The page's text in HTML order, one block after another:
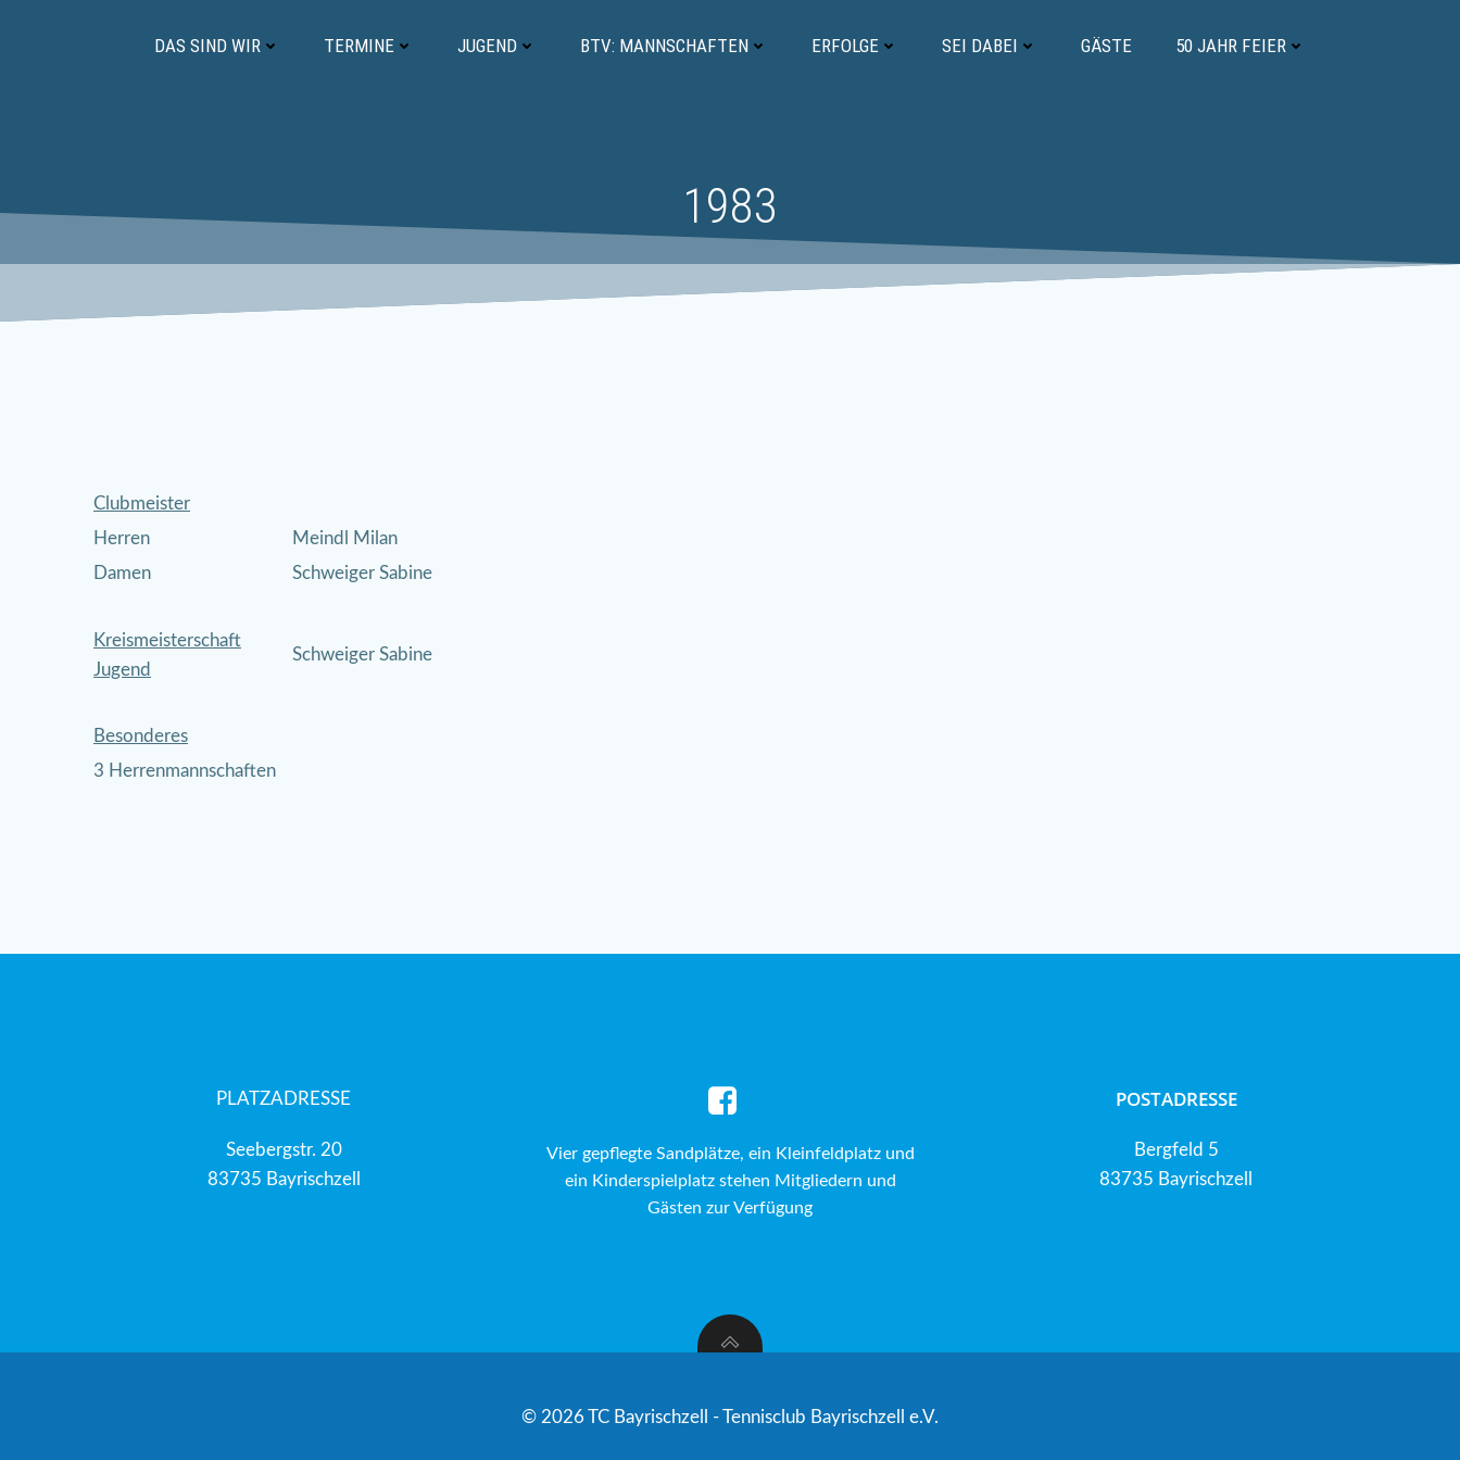
DAS SIND WIR TERMINE JUGEND BTV: MANNSCHAFTEN ERFOLGE SEI DABEI GÄSTE 50 JAHR FEIER
1983
Clubmeister
Herren
Meindl Milan
Damen
Schweiger Sabine
Kreismeisterschaft
Jugend
Schweiger Sabine
Besonderes
3 Herrenmannschaften
PLATZADRESSE
Seebergstr. 20
83735 Bayrischzell
Vier gepflegte Sandplätze, ein Kleinfeldplatz und
ein Kinderspielplatz stehen Mitgliedern und
Gästen zur Verfügung
POSTADRESSE
Bergfeld 5
83735 Bayrischzell
© 2026 TC Bayrischzell - Tennisclub Bayrischzell e.V.